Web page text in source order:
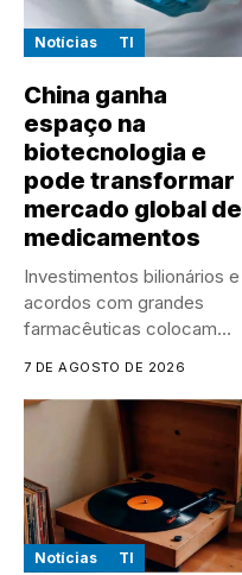
Notícias TI
China ganha
espaço na
biotecnologia e
pode transformar
mercado global de
medicamentos
Investimentos bilionários e
acordos com grandes
farmacêuticas colocam
7 DE AGOSTO DE 2026
Notícias TI